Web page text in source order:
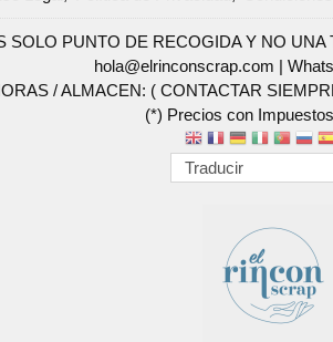
SOLO PUNTO DE RECOGIDA Y NO
hola@elrinconscrap.com |
/ ALMACEN: ( CONTACTAR
(*) Precios con